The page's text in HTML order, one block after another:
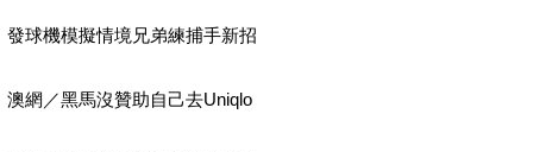
發球機模擬情境兄弟練捕手新招
澳網／黑馬沒贊助自己去Uniqlo